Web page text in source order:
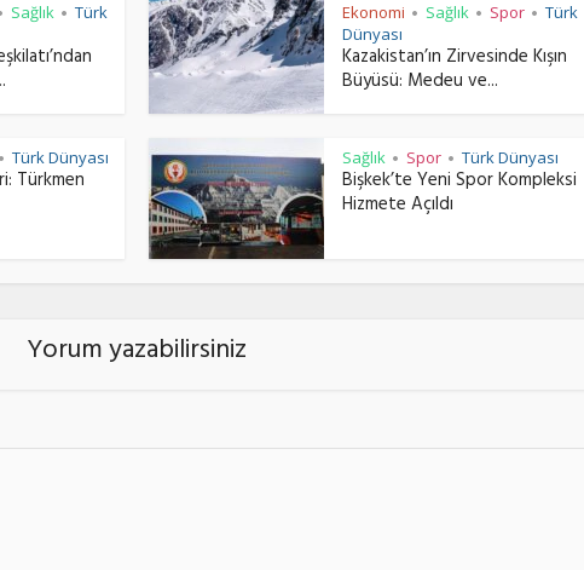
Sağlık • Türk
Ekonomi • Sağlık • Spor • Türk
Dünyası
Kazakistan’ın Zirvesinde Kışın
Büyüsü: Medeu ve...
• Türk Dünyası
Türkmen
Sağlık • Spor • Türk Dünyası
Bişkek’te Yeni Spor Kompleksi
Hizmete Açıldı
Yorum yazabilirsiniz